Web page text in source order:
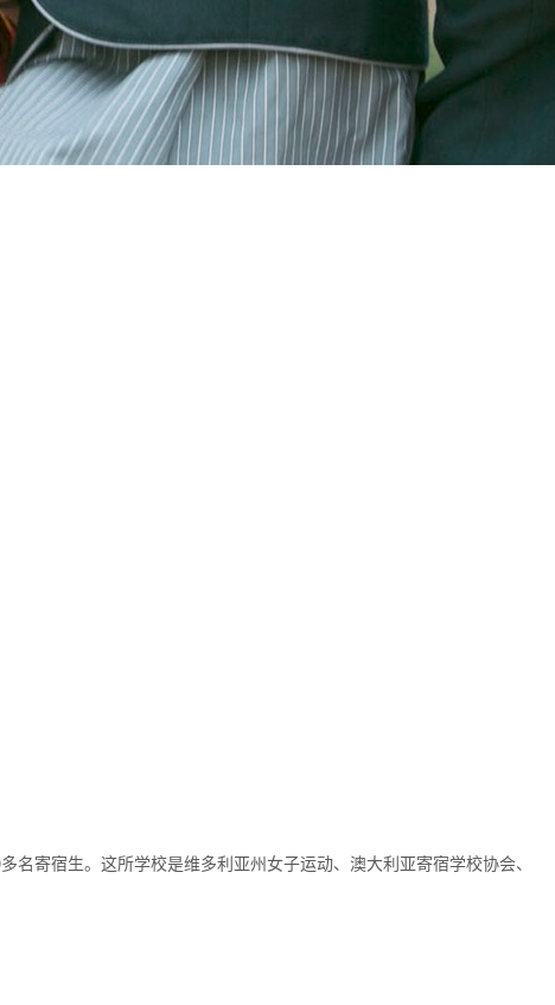
名寄宿生。这所学校是维多利亚州女子运动、澳大利亚寄宿学校协会、